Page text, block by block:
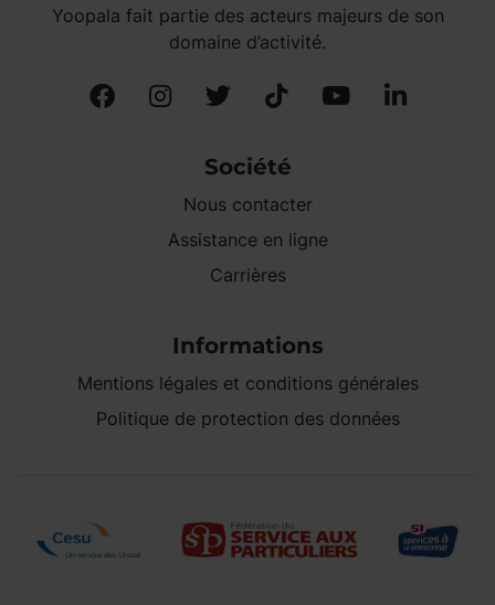
Yoopala fait partie des acteurs majeurs de son
domaine d’activité.
Société
Nous contacter
Assistance en ligne
Carrières
Informations
Mentions légales et conditions générales
Politique de protection des données